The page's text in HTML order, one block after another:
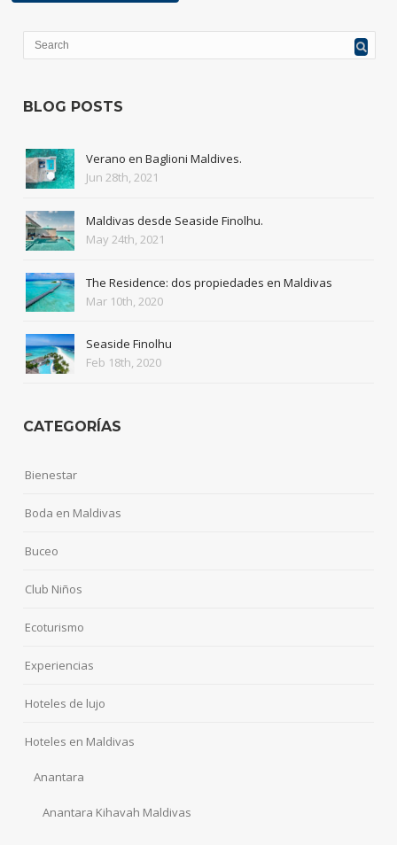
BLOG POSTS
Verano en Baglioni Maldives.
Jun 28th, 2021
Maldivas desde Seaside Finolhu.
May 24th, 2021
The Residence: dos propiedades en Maldivas
Mar 10th, 2020
Seaside Finolhu
Feb 18th, 2020
CATEGORÍAS
Bienestar
Boda en Maldivas
Buceo
Club Niños
Ecoturismo
Experiencias
Hoteles de lujo
Hoteles en Maldivas
Anantara
Anantara Kihavah Maldivas